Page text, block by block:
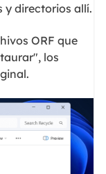
y directorios allí.
ORF que
los